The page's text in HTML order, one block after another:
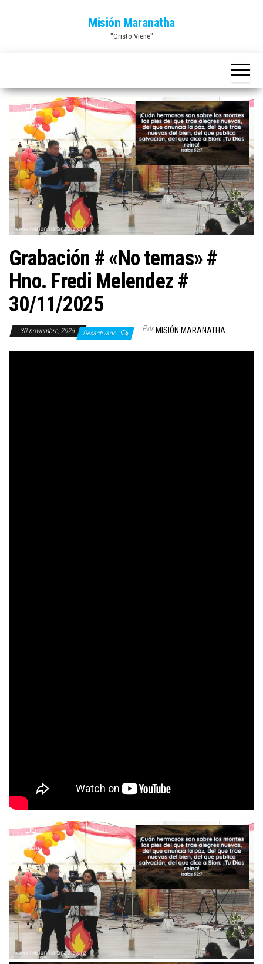
Misión Maranatha
"Cristo Viene"
Grabación # «No temas» #
Hno. Fredi Melendez #
30/11/2025
30 noviembre, 2025 Desactivado Por MISIÓN MARANATHA